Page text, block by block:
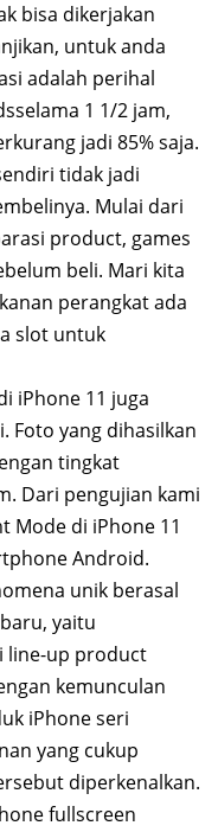
bisa dikerjakan
untuk anda
adalah perihal
1 1/2 jam,
jadi 85% saja.
tidak jadi
Mulai dari
product, games
beli. Mari kita
perangkat ada
slot untuk
iPhone 11 juga
Foto yang dihasilkan
tingkat
Dari pengujian kami
Mode di iPhone 11
Android.
unik berasal
yaitu
line-up product
kemunculan
iPhone seri
yang cukup
diperkenalkan.
fullscreen